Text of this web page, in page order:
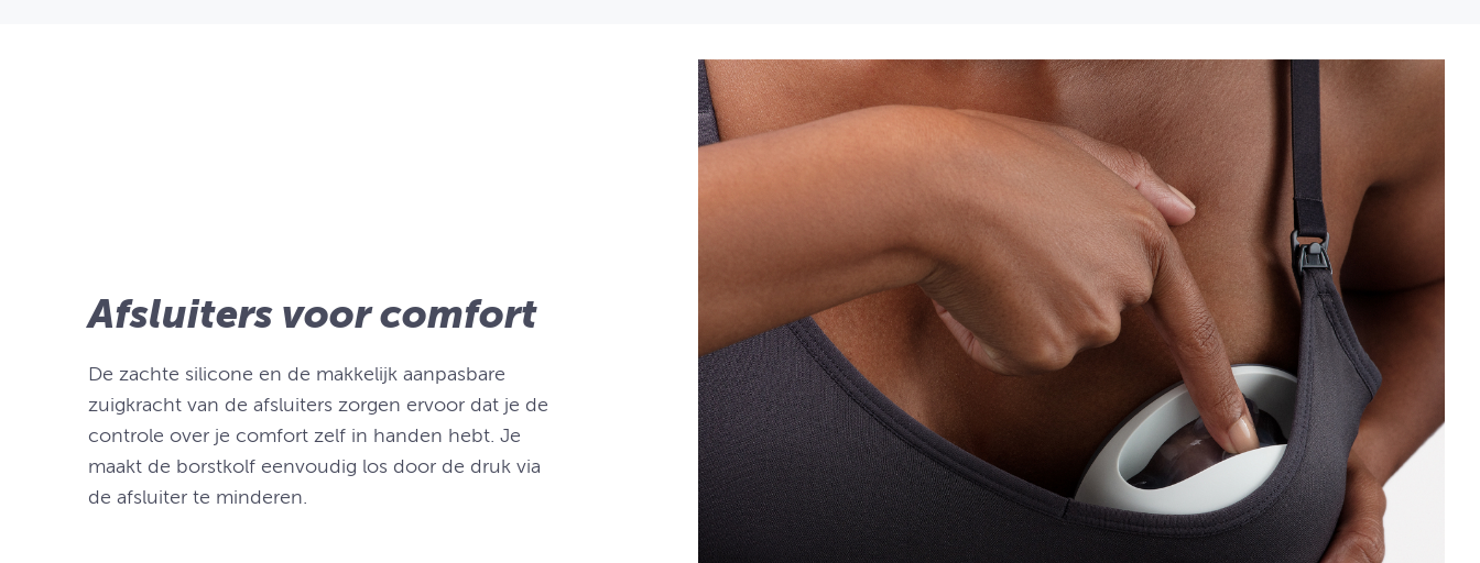
Afsluiters voor comfort
De zachte silicone en de makkelijk aanpasbare
zuigkracht van de afsluiters zorgen ervoor dat je de
controle over je comfort zelf in handen hebt. Je
maakt de borstkolf eenvoudig los door de druk via
de afsluiter te minderen.